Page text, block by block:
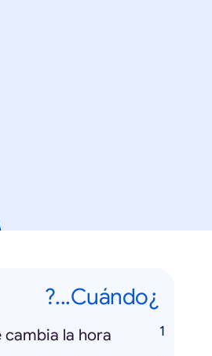
¿Cuándo...?
cambia la hora